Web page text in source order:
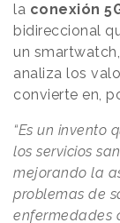
la conexión
bidireccional
un
analiza los
convierte en,
“Es un invento
los servicios
mejorando la
problemas de
enfermedades